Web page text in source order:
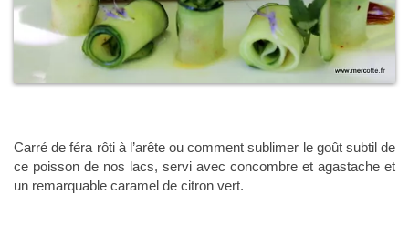
Carré de féra rôti à l’arête ou comment sublimer le goût subtil de
ce poisson de nos lacs, servi avec concombre et agastache et
un remarquable caramel de citron vert.